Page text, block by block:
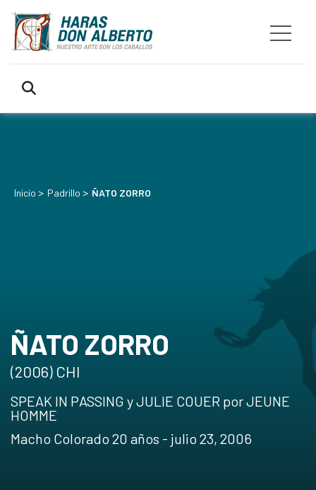
Inicio > Padrillo > ÑATO ZORRO
ÑATO ZORRO
(2006) CHI
SPEAK IN PASSING y JULIE COUER por JEUNE
HOMME
Macho Colorado 20 años - julio 23, 2006